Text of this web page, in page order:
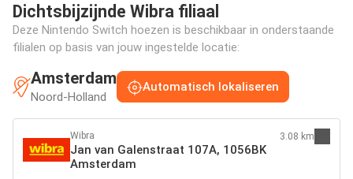
Dichtsbijzijnde Wibra filiaal
Deze Nintendo Switch hoezen is beschikbaar in onderstaande
filialen op basis van jouw ingestelde locatie:
Amsterdam
Noord-Holland
Automatisch lokaliseren
Wibra
Jan van Galenstraat 107A, 1056BK
Amsterdam
3.08 km